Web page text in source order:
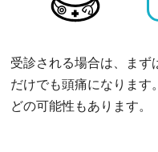
受診される場合は、まず
だけでも頭痛になります
どの可能性もあります。